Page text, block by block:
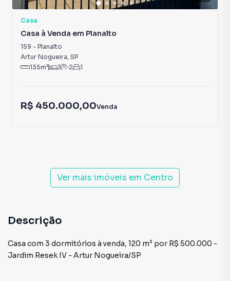
Casa
Casa à Venda em Planalto
159 - Planalto
Artur Nogueira, SP
135m² 3 2 1
R$ 450.000,00Venda
Ver mais imóveis em Centro
Descrição
Casa com 3 dormitórios à venda, 120 m² por R$ 500.000 -
Jardim Resek IV - Artur Nogueira/SP